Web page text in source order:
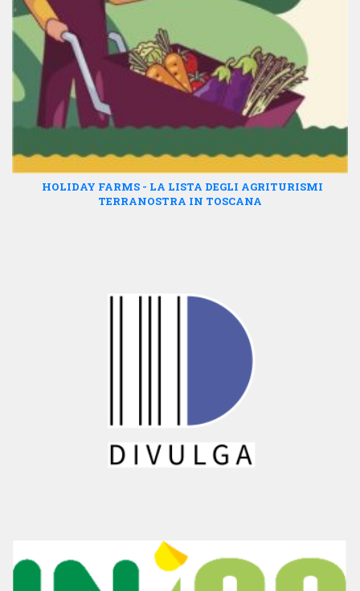
HOLIDAY FARMS - LA LISTA DEGLI AGRITURISMI
TERRANOSTRA IN TOSCANA